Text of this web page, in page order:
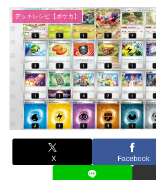
デッキレシピ【ポケカ】
X Facebook